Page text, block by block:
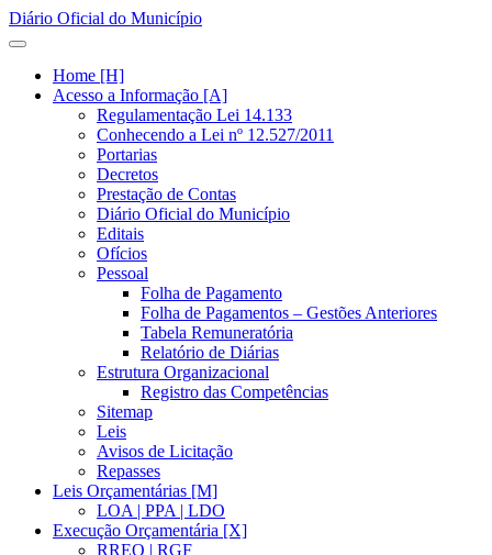
Diário Oficial do Município
Home [H]
Acesso a Informação [A]
Regulamentação Lei 14.133
Conhecendo a Lei nº 12.527/2011
Portarias
Decretos
Prestação de Contas
Diário Oficial do Município
Editais
Ofícios
Pessoal
Folha de Pagamento
Folha de Pagamentos – Gestões Anteriores
Tabela Remuneratória
Relatório de Diárias
Estrutura Organizacional
Registro das Competências
Sitemap
Leis
Avisos de Licitação
Repasses
Leis Orçamentárias [M]
LOA | PPA | LDO
Execução Orçamentária [X]
RREO | RGF